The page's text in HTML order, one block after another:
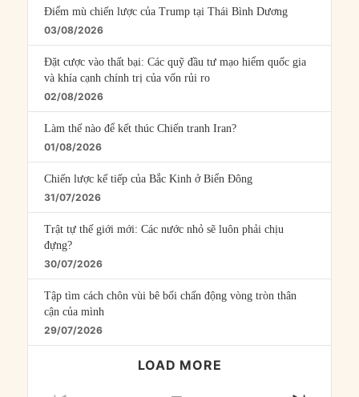
Điểm mù chiến lược của Trump tại Thái Bình Dương
03/08/2026
Đặt cược vào thất bại: Các quỹ đầu tư mạo hiểm quốc gia
và khía cạnh chính trị của vốn rủi ro
02/08/2026
Làm thế nào để kết thúc Chiến tranh Iran?
01/08/2026
Chiến lược kế tiếp của Bắc Kinh ở Biển Đông
31/07/2026
Trật tự thế giới mới: Các nước nhỏ sẽ luôn phải chịu
đựng?
30/07/2026
Tập tìm cách chôn vùi bê bối chấn động vòng tròn thân
cận của mình
29/07/2026
LOAD MORE